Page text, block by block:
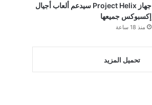
جهاز Project Helix سيدعم ألعاب أجيال
إكسبوكس جميعها
منذ 18 ساعة
تحميل المزيد